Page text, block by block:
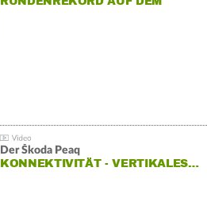
Der Škoda Peaq
KONNEKTIVITÄT - VERTIKALES…